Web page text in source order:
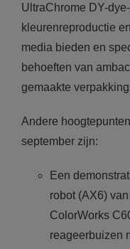
UltraChrome DY-
kleurenreproductie
media bieden en
behoeften van
gemaakte
Andere
september zijn:
Een
robot (AX6)
ColorWorks
reageerbuizen